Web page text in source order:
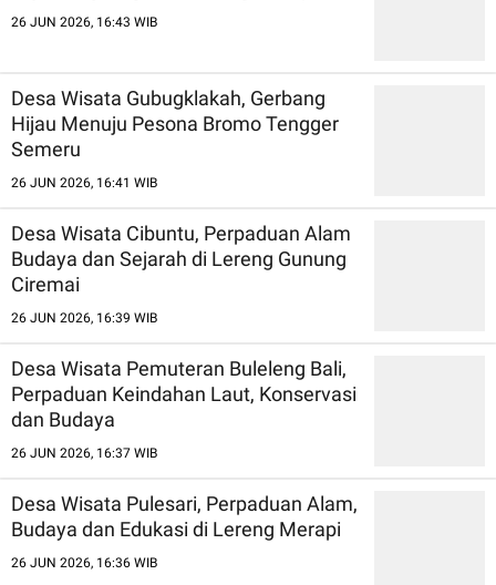
26 JUN 2026, 16:43 WIB
Desa Wisata Gubugklakah, Gerbang
Hijau Menuju Pesona Bromo Tengger
Semeru
26 JUN 2026, 16:41 WIB
Desa Wisata Cibuntu, Perpaduan Alam
Budaya dan Sejarah di Lereng Gunung
Ciremai
26 JUN 2026, 16:39 WIB
Desa Wisata Pemuteran Buleleng Bali,
Perpaduan Keindahan Laut, Konservasi
dan Budaya
26 JUN 2026, 16:37 WIB
Desa Wisata Pulesari, Perpaduan Alam,
Budaya dan Edukasi di Lereng Merapi
26 JUN 2026, 16:36 WIB